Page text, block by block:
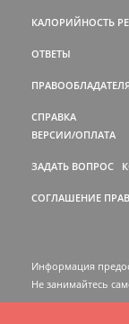
КАЛОРИЙНОСТЬ
ОТВЕТЫ
СПРАВКА
ВЕРСИИ/ОПЛАТА
ЗАДАТЬ ВОПРОС
СОГЛАШЕНИЕ
Информация
Не занимайтесь